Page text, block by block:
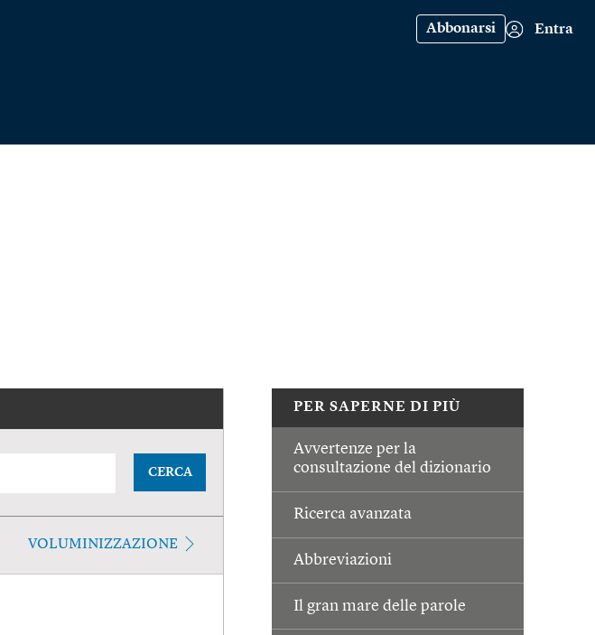
Abbonarsi Entra
PER SAPERNE DI PIÙ
Avvertenze per la
consultazione del dizionario
Ricerca avanzata
Abbreviazioni
Il gran mare delle parole
CERCA
VOLUMINIZZAZIONE